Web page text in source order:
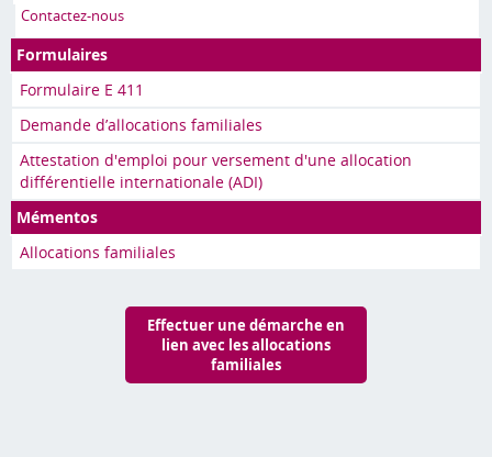
Contactez-nous
Formulaires
Formulaire E 411
Demande d’allocations familiales
Attestation d'emploi pour versement d'une allocation
différentielle internationale (ADI)
Mémentos
Allocations familiales
Effectuer une démarche en
lien avec les allocations
familiales